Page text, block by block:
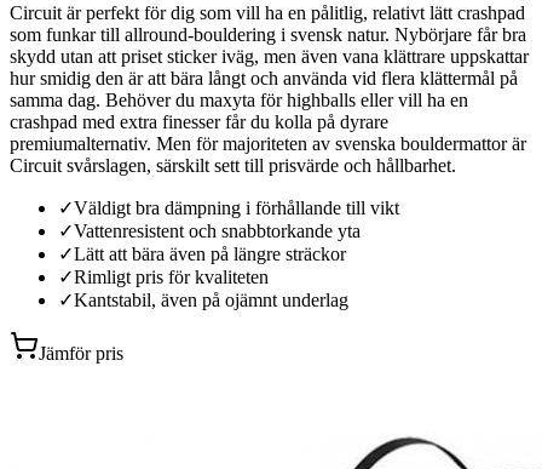
Circuit är perfekt för dig som vill ha en pålitlig, relativt lätt crashpad
som funkar till allround-bouldering i svensk natur. Nybörjare får bra
skydd utan att priset sticker iväg, men även vana klättrare uppskattar
hur smidig den är att bära långt och använda vid flera klättermål på
samma dag. Behöver du maxyta för highballs eller vill ha en
crashpad med extra finesser får du kolla på dyrare
premiumalternativ. Men för majoriteten av svenska bouldermattor är
Circuit svårslagen, särskilt sett till prisvärde och hållbarhet.
✓Väldigt bra dämpning i förhållande till vikt
✓Vattenresistent och snabbtorkande yta
✓Lätt att bära även på längre sträckor
✓Rimligt pris för kvaliteten
✓Kantstabil, även på ojämnt underlag
Jämför pris